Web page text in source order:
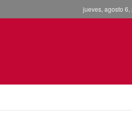
jueves, agosto 6,